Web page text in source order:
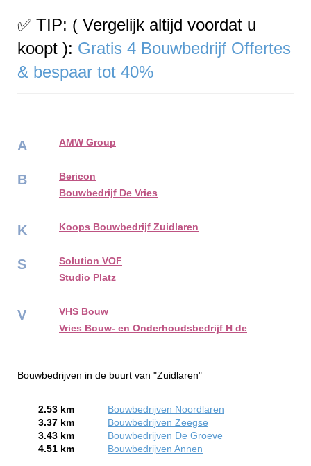
✅ TIP: ( Vergelijk altijd voordat u
koopt ): Gratis 4 Bouwbedrijf Offertes
& bespaar tot 40%
A AMW Group
B
Bericon
Bouwbedrijf De Vries
K Koops Bouwbedrijf Zuidlaren
S
Solution VOF
Studio Platz
V
VHS Bouw
Vries Bouw- en Onderhoudsbedrijf H de
Bouwbedrijven in de buurt van "Zuidlaren"
2.53 km
Bouwbedrijven Noordlaren
3.37 km
Bouwbedrijven Zeegse
3.43 km
Bouwbedrijven De Groeve
4.51 km
Bouwbedrijven Annen